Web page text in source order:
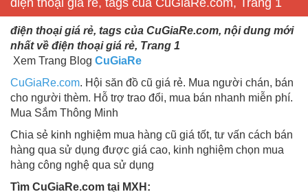
điện thoại giá rẻ, tags của CuGiaRe.com, Trang 1
điện thoại giá rẻ, tags của CuGiaRe.com, nội dung mới
nhất về điện thoại giá rẻ, Trang 1
Xem Trang Blog CuGiaRe
CuGiaRe.com. Hội săn đồ cũ giá rẻ. Mua người chán, bán
cho người thèm. Hỗ trợ trao đổi, mua bán nhanh miễn phí.
Mua Sắm Thông Minh
Chia sẻ kinh nghiệm mua hàng cũ giá tốt, tư vấn cách bán
hàng qua sử dụng được giá cao, kinh nghiệm chọn mua
hàng công nghệ qua sử dụng
Tìm CuGiaRe.com tại MXH: